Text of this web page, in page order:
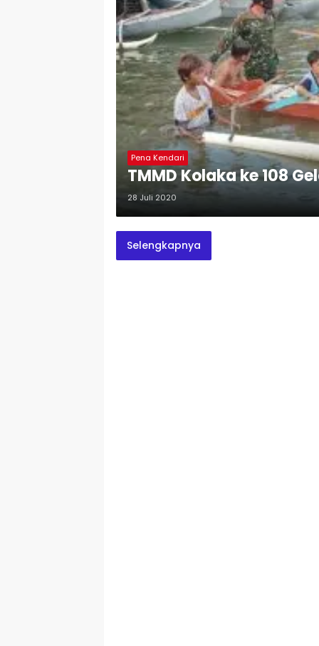
Pena Kendari
TMMD Kolaka ke 108
28 Juli 2020
Selengkapnya